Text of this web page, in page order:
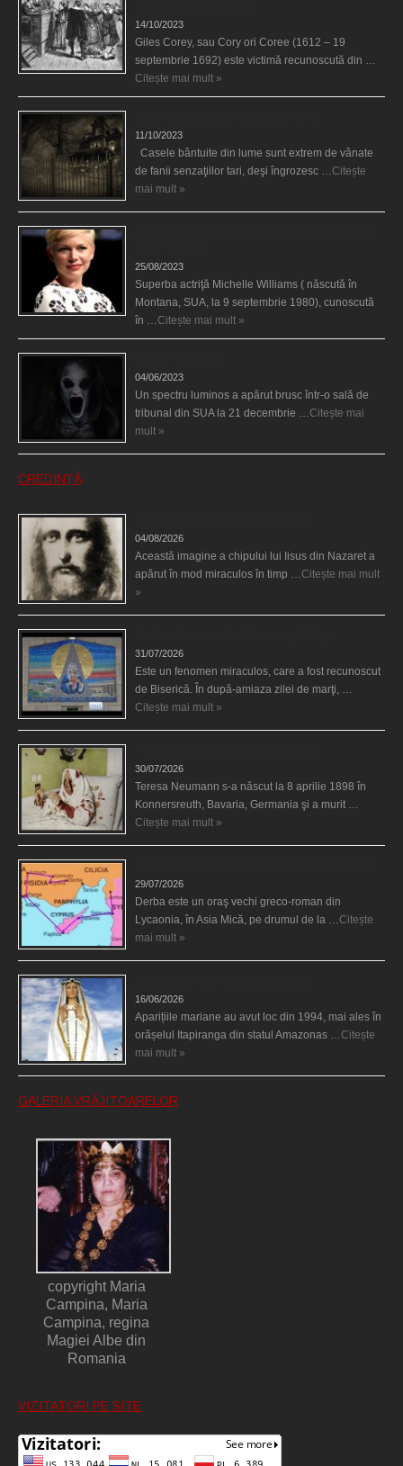
14/10/2023
Giles Corey, sau Cory ori Coree (1612 – 19
septembrie 1692) este victimă recunoscută din …
Citește mai mult »
11/10/2023
Casele bântuite din lume sunt extrem de vânate
de fanii senzaţiilor tari, deşi îngrozesc … Citește
mai mult »
25/08/2023
Superba actriţă Michelle Williams ( născută în
Montana, SUA, la 9 septembrie 1980), cunoscută
în … Citește mai mult »
04/06/2023
Un spectru luminos a apărut brusc într-o sală de
tribunal din SUA la 21 decembrie … Citește mai
mult »
CREDINȚĂ
04/08/2026
Această imagine a chipului lui Iisus din Nazaret a
apărut în mod miraculos în timp … Citește mai mult
»
31/07/2026
Este un fenomen miraculos, care a fost recunoscut
de Biserică. În după-amiaza zilei de marţi, …
Citește mai mult »
30/07/2026
Teresa Neumann s-a născut la 8 aprilie 1898 în
Konnersreuth, Bavaria, Germania şi a murit …
Citește mai mult »
29/07/2026
Derba este un oraş vechi greco-roman din
Lycaonia, în Asia Mică, pe drumul de la … Citește
mai mult »
16/06/2026
Aparițiile mariane au avut loc din 1994, mai ales în
orășelul Itapiranga din statul Amazonas … Citește
mai mult »
GALERIA VRĂJITOARELOR
copyright Maria
Campina, Maria
Campina, regina
Magiei Albe din
Romania
VIZITATORI PE SITE